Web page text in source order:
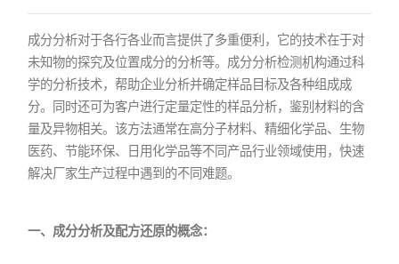
成分分析对于各行各业而言提供了多重便利，它的技术在于对
未知物的探究及位置成分的分析等。成分分析检测机构通过科
学的分析技术，帮助企业分析并确定样品目标及各种组成成
分。同时还可为客户进行定量定性的样品分析，鉴别材料的含
量及异物相关。该方法通常在高分子材料、精细化学品、生物
医药、节能环保、日用化学品等不同产品行业领域使用，快速
解决厂家生产过程中遇到的不同难题。
一、成分分析及配方还原的概念：